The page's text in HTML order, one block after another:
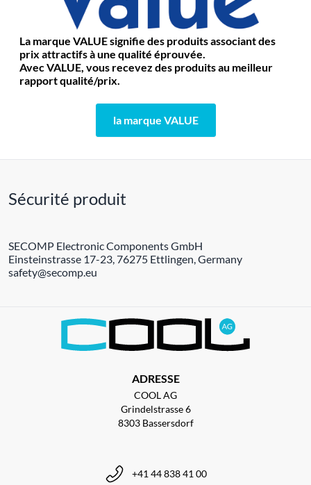
La marque VALUE signifie des produits associant des
prix attractifs à une qualité éprouvée.
Avec VALUE, vous recevez des produits au meilleur
rapport qualité/prix.
la marque VALUE
Sécurité produit
SECOMP Electronic Components GmbH
Einsteinstrasse 17-23, 76275 Ettlingen, Germany
safety@secomp.eu
ADRESSE
COOL AG
Grindelstrasse 6
8303 Bassersdorf
+41 44 838 41 00